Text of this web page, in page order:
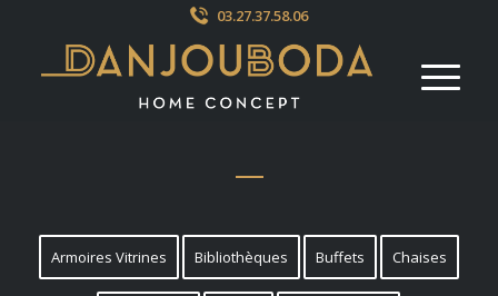
03.27.37.58.06
Armoires Vitrines Bibliothèques Buffets Chaises